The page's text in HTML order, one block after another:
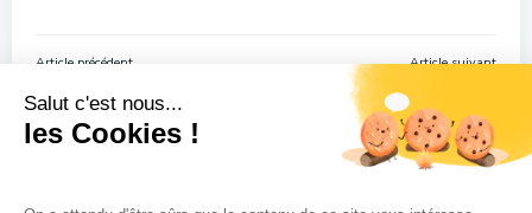
Navigation
l’article
Article précédent
Navigation
Article suivant
Salut c'est nous...
les Cookies !